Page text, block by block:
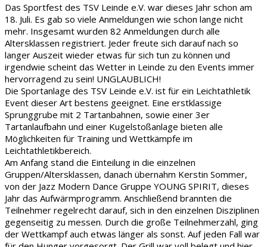
Das Sportfest des TSV Leinde e.V. war dieses Jahr schon am
18. Juli. Es gab so viele Anmeldungen wie schon lange nicht
mehr. Insgesamt wurden 82 Anmeldungen durch alle
Altersklassen registriert. Jeder freute sich darauf nach so
langer Auszeit wieder etwas für sich tun zu können und
irgendwie scheint das Wetter in Leinde zu den Events immer
hervorragend zu sein! UNGLAUBLICH!
Die Sportanlage des TSV Leinde e.V. ist für ein Leichtathletik
Event dieser Art bestens geeignet. Eine erstklassige
Sprunggrube mit 2 Tartanbahnen, sowie einer 3er
Tartanlaufbahn und einer Kugelstoßanlage bieten alle
Möglichkeiten für Training und Wettkämpfe im
Leichtathletikbereich.
Am Anfang stand die Einteilung in die einzelnen
Gruppen/Altersklassen, danach übernahm Kerstin Sommer,
von der Jazz Modern Dance Gruppe YOUNG SPIRIT, dieses
Jahr das Aufwärmprogramm. Anschließend brannten die
Teilnehmer regelrecht darauf, sich in den einzelnen Disziplinen
gegenseitig zu messen. Durch die große Teilnehmerzahl, ging
der Wettkampf auch etwas länger als sonst. Auf jeden Fall war